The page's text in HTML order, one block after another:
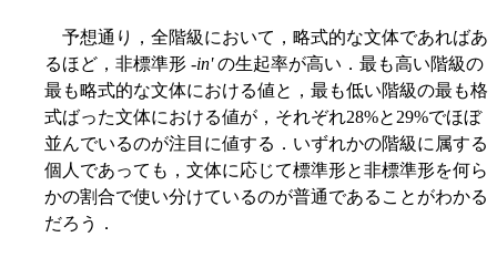
予想通り，全階級において，略式的な文体であればあ
るほど，非標準形 -in'の生起率が高い．最も高い階級の
最も略式的な文体における値と，最も低い階級の最も格
式ばった文体における値が，それぞれ28%と29%でほぼ
並んでいるのが注目に値する．いずれかの階級に属する
個人であっても，文体に応じて標準形と非標準形を何ら
かの割合で使い分けているのが普通であることがわかる
だろう．